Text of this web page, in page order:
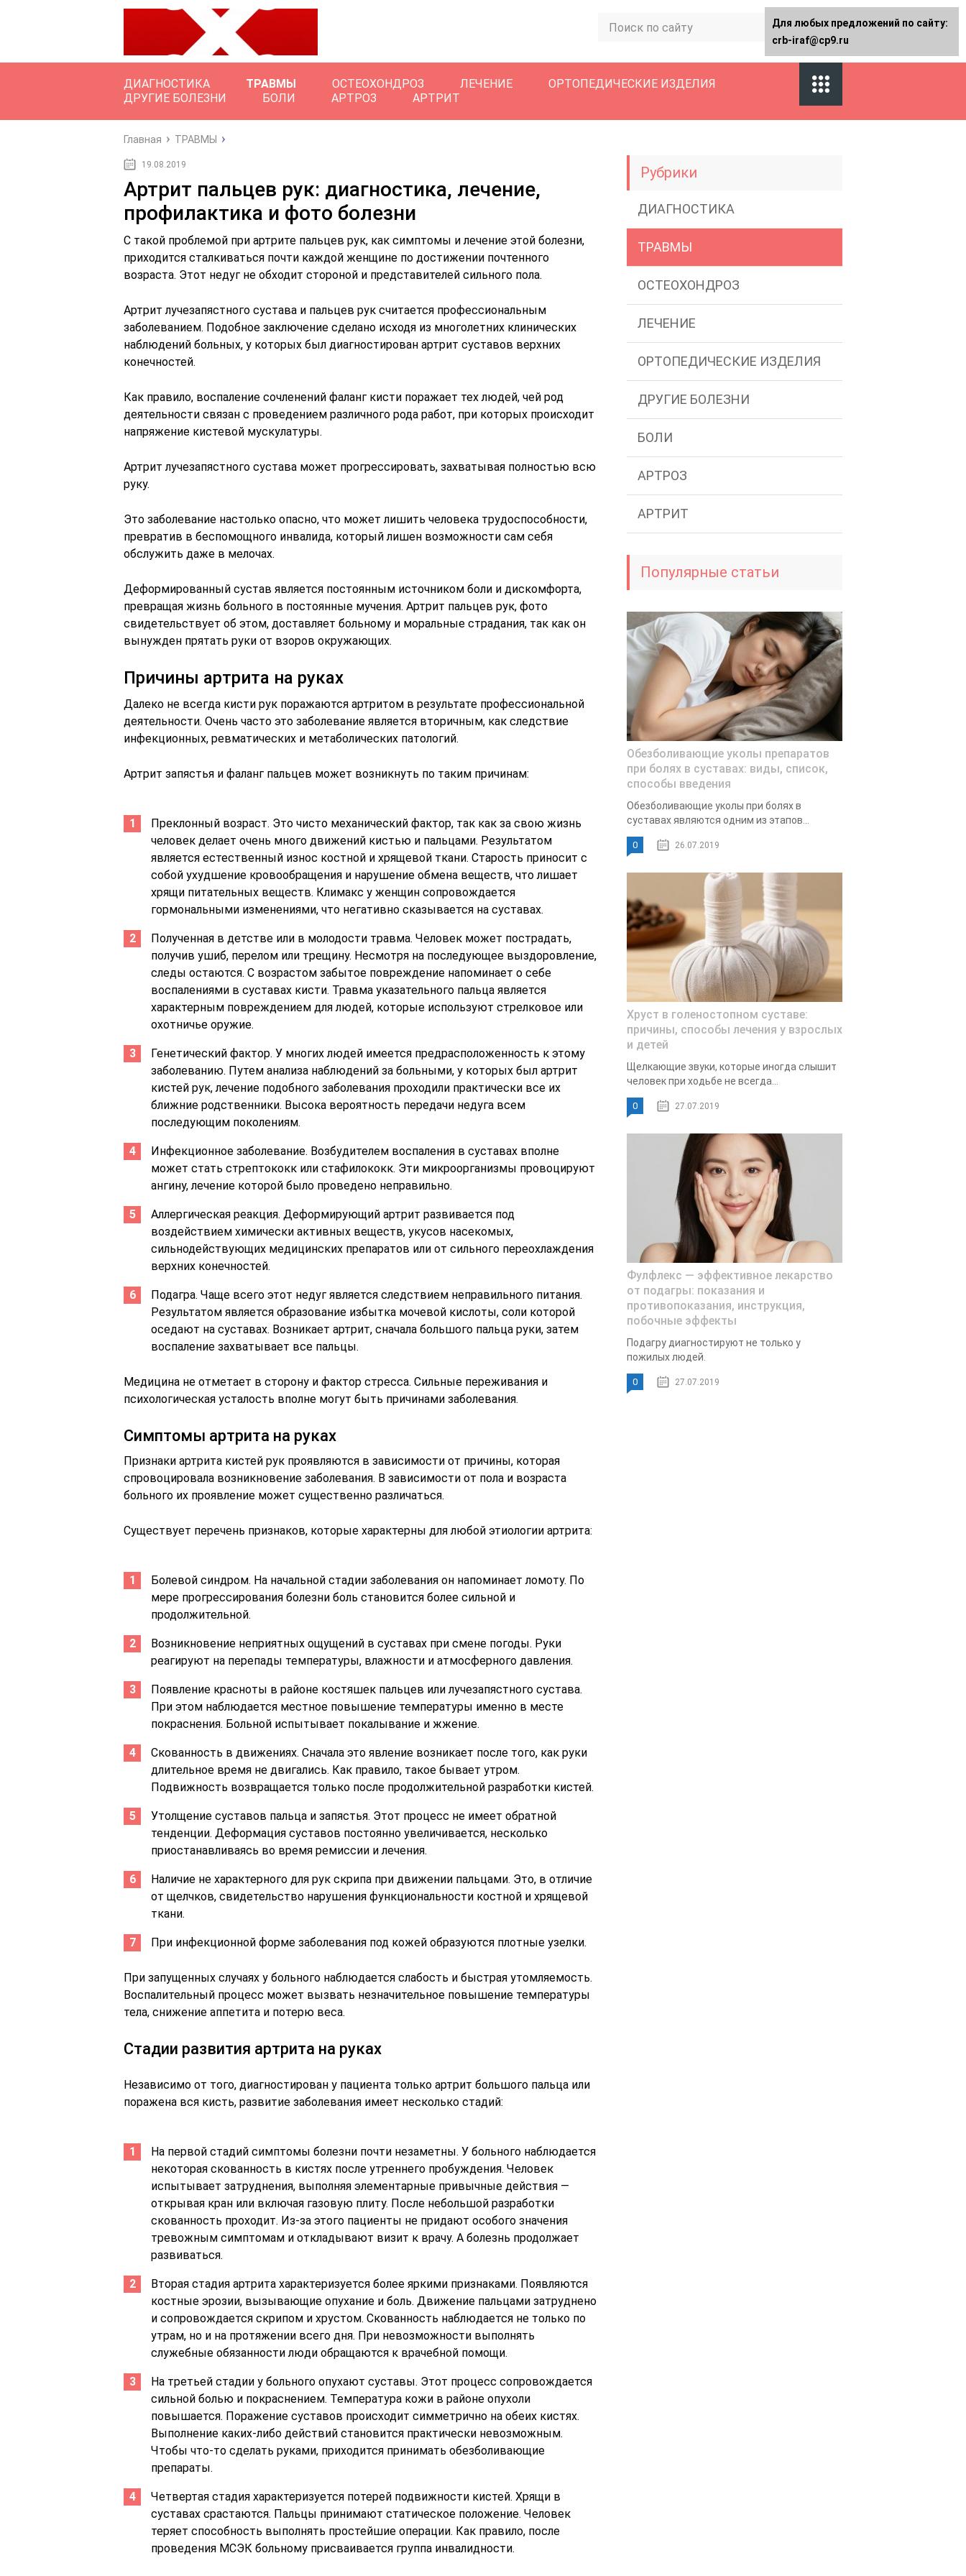
ДИАГНОСТИКА ТРАВМЫ ОСТЕОХОНДРОЗ ЛЕЧЕНИЕ
ОРТОПЕДИЧЕСКИЕ ИЗДЕЛИЯ
ДРУГИЕ БОЛЕЗНИ
БОЛИ АРТРОЗ АРТРИТ
Главная ТРАВМЫ
19.08.2019
Артрит пальцев рук: диагностика, лечение,
профилактика и фото болезни
С такой проблемой при артрите пальцев рук, как симптомы и лечение этой болезни,
приходится сталкиваться почти каждой женщине по достижении почтенного
возраста. Этот недуг не обходит стороной и представителей сильного пола.
Артрит лучезапястного сустава и пальцев рук считается профессиональным
заболеванием. Подобное заключение сделано исходя из многолетних клинических
наблюдений больных, у которых был диагностирован артрит суставов верхних
конечностей.
Как правило, воспаление сочленений фаланг кисти поражает тех людей, чей род
деятельности связан с проведением различного рода работ, при которых происходит
напряжение кистевой мускулатуры.
Артрит лучезапястного сустава может прогрессировать, захватывая полностью всю
руку.
Это заболевание настолько опасно, что может лишить человека трудоспособности,
превратив в беспомощного инвалида, который лишен возможности сам себя
обслужить даже в мелочах.
Деформированный сустав является постоянным источником боли и дискомфорта,
превращая жизнь больного в постоянные мучения. Артрит пальцев рук, фото
свидетельствует об этом, доставляет больному и моральные страдания, так как он
вынужден прятать руки от взоров окружающих.
Причины артрита на руках
Далеко не всегда кисти рук поражаются артритом в результате профессиональной
деятельности. Очень часто это заболевание является вторичным, как следствие
инфекционных, ревматических и метаболических патологий.
Артрит запястья и фаланг пальцев может возникнуть по таким причинам:
Преклонный возраст. Это чисто механический фактор, так как за свою жизнь
человек делает очень много движений кистью и пальцами. Результатом
является естественный износ костной и хрящевой ткани. Старость приносит с
собой ухудшение кровообращения и нарушение обмена веществ, что лишает
хрящи питательных веществ. Климакс у женщин сопровождается
гормональными изменениями, что негативно сказывается на суставах.
Полученная в детстве или в молодости травма. Человек может пострадать,
получив ушиб, перелом или трещину. Несмотря на последующее выздоровление,
следы остаются. С возрастом забытое повреждение напоминает о себе
воспалениями в суставах кисти. Травма указательного пальца является
характерным повреждением для людей, которые используют стрелковое или
охотничье оружие.
Генетический фактор. У многих людей имеется предрасположенность к этому
заболеванию. Путем анализа наблюдений за больными, у которых был артрит
кистей рук, лечение подобного заболевания проходили практически все их
ближние родственники. Высока вероятность передачи недуга всем
последующим поколениям.
Инфекционное заболевание. Возбудителем воспаления в суставах вполне
может стать стрептококк или стафилококк. Эти микроорганизмы провоцируют
ангину, лечение которой было проведено неправильно.
Аллергическая реакция. Деформирующий артрит развивается под
воздействием химически активных веществ, укусов насекомых,
сильнодействующих медицинских препаратов или от сильного переохлаждения
верхних конечностей.
Подагра. Чаще всего этот недуг является следствием неправильного питания.
Результатом является образование избытка мочевой кислоты, соли которой
оседают на суставах. Возникает артрит, сначала большого пальца руки, затем
воспаление захватывает все пальцы.
Медицина не отметает в сторону и фактор стресса. Сильные переживания и
психологическая усталость вполне могут быть причинами заболевания.
Симптомы артрита на руках
Признаки артрита кистей рук проявляются в зависимости от причины, которая
спровоцировала возникновение заболевания. В зависимости от пола и возраста
больного их проявление может существенно различаться.
Существует перечень признаков, которые характерны для любой этиологии артрита:
Болевой синдром. На начальной стадии заболевания он напоминает ломоту. По
мере прогрессирования болезни боль становится более сильной и
продолжительной.
Возникновение неприятных ощущений в суставах при смене погоды. Руки
реагируют на перепады температуры, влажности и атмосферного давления.
Появление красноты в районе костяшек пальцев или лучезапястного сустава.
При этом наблюдается местное повышение температуры именно в месте
покраснения. Больной испытывает покалывание и жжение.
Скованность в движениях. Сначала это явление возникает после того, как руки
длительное время не двигались. Как правило, такое бывает утром.
Подвижность возвращается только после продолжительной разработки кистей.
Утолщение суставов пальца и запястья. Этот процесс не имеет обратной
тенденции. Деформация суставов постоянно увеличивается, несколько
приостанавливаясь во время ремиссии и лечения.
Наличие не характерного для рук скрипа при движении пальцами. Это, в отличие
от щелчков, свидетельство нарушения функциональности костной и хрящевой
ткани.
При инфекционной форме заболевания под кожей образуются плотные узелки.
При запущенных случаях у больного наблюдается слабость и быстрая утомляемость.
Воспалительный процесс может вызвать незначительное повышение температуры
тела, снижение аппетита и потерю веса.
Стадии развития артрита на руках
Независимо от того, диагностирован у пациента только артрит большого пальца или
поражена вся кисть, развитие заболевания имеет несколько стадий:
На первой стадий симптомы болезни почти незаметны. У больного наблюдается
некоторая скованность в кистях после утреннего пробуждения. Человек
испытывает затруднения, выполняя элементарные привычные действия —
открывая кран или включая газовую плиту. После небольшой разработки
скованность проходит. Из-за этого пациенты не придают особого значения
тревожным симптомам и откладывают визит к врачу. А болезнь продолжает
развиваться.
Вторая стадия артрита характеризуется более яркими признаками. Появляются
костные эрозии, вызывающие опухание и боль. Движение пальцами затруднено
и сопровождается скрипом и хрустом. Скованность наблюдается не только по
утрам, но и на протяжении всего дня. При невозможности выполнять
служебные обязанности люди обращаются к врачебной помощи.
На третьей стадии у больного опухают суставы. Этот процесс сопровождается
сильной болью и покраснением. Температура кожи в районе опухоли
повышается. Поражение суставов происходит симметрично на обеих кистях.
Выполнение каких-либо действий становится практически невозможным.
Чтобы что-то сделать руками, приходится принимать обезболивающие
препараты.
Четвертая стадия характеризуется потерей подвижности кистей. Хрящи в
суставах срастаются. Пальцы принимают статическое положение. Человек
теряет способность выполнять простейшие операции. Как правило, после
проведения МСЭК больному присваивается группа инвалидности.
Рубрики
ДИАГНОСТИКА
ТРАВМЫ
ОСТЕОХОНДРОЗ
ЛЕЧЕНИЕ
ОРТОПЕДИЧЕСКИЕ ИЗДЕЛИЯ
ДРУГИЕ БОЛЕЗНИ
БОЛИ
АРТРОЗ
АРТРИТ
Популярные статьи
Обезболивающие уколы препаратов
при болях в суставах: виды, список,
способы введения
Обезболивающие уколы при болях в
суставах являются одним из этапов...
0 26.07.2019
Хруст в голеностопном суставе:
причины, способы лечения у взрослых
и детей
Щелкающие звуки, которые иногда слышит
человек при ходьбе не всегда...
0 27.07.2019
Фулфлекс — эффективное лекарство
от подагры: показания и
противопоказания, инструкция,
побочные эффекты
Подагру диагностируют не только у
пожилых людей.
0 27.07.2019
Для любых предложений по сайту:
crb-iraf@cp9.ru